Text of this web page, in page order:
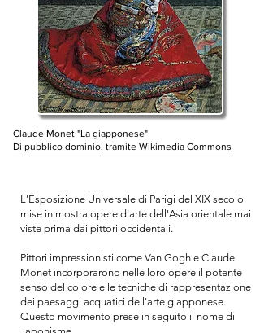
Claude Monet "La giapponese"
Di pubblico dominio, tramite Wikimedia Commons
L'Esposizione Universale di Parigi del XIX secolo
mise in mostra opere d'arte dell'Asia orientale mai
viste prima dai pittori occidentali.
Pittori impressionisti come Van Gogh e Claude
Monet incorporarono nelle loro opere il potente
senso del colore e le tecniche di rappresentazione
dei paesaggi acquatici dell'arte giapponese.
Questo movimento prese in seguito il nome di